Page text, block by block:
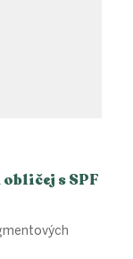
s SPF